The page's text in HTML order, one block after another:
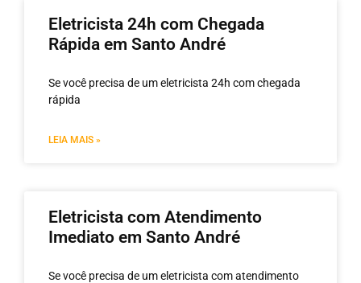
Eletricista 24h com Chegada
Rápida em Santo André
Se você precisa de um eletricista 24h com chegada
rápida
LEIA MAIS »
Eletricista com Atendimento
Imediato em Santo André
Se você precisa de um eletricista com atendimento